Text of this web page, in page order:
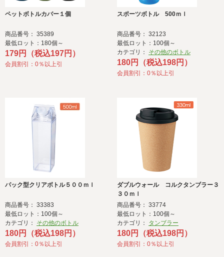
ペットボトルカバー１個
商品番号： 35389
最低ロット：180個～
179円（税込197円）
会員割引：0％以上引
スポーツボトル 500ｍｌ
商品番号： 32123
最低ロット：100個～
カテゴリ： その他のボトル
180円（税込198円）
会員割引：0％以上引
パック型クリアボトル５００ｍｌ
商品番号： 33383
最低ロット：100個～
カテゴリ： その他のボトル
180円（税込198円）
会員割引：0％以上引
ダブルウォール コルクタンブラー３
３０ｍｌ
商品番号： 33774
最低ロット：100個～
カテゴリ： タンブラー
180円（税込198円）
会員割引：0％以上引